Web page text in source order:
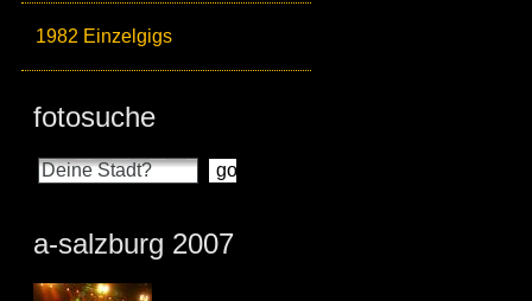
1982 Einzelgigs
fotosuche
a-salzburg 2007